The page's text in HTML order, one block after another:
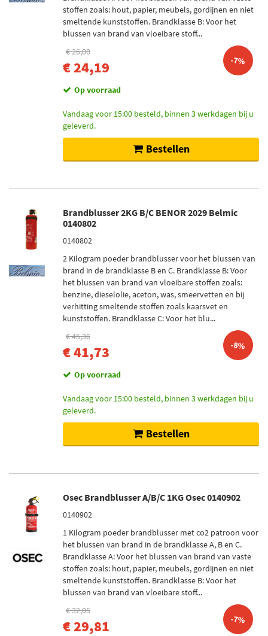
stoffen zoals: hout, papier, meubels, gordijnen en niet
smeltende kunststoffen. Brandklasse B: Voor het
blussen van brand van vloeibare stoff...
€ 26,00
€ 24,19 -7%
Op voorraad
Vandaag voor 15:00 besteld, binnen 3 werkdagen bij u
geleverd.
Bestellen
Brandblusser 2KG B/C BENOR 2029 Belmic
0140802
0140802
2 Kilogram poeder brandblusser voor het blussen van
brand in de brandklasse B en C. Brandklasse B: Voor
het blussen van brand van vloeibare stoffen zoals:
benzine, dieselolie, aceton, was, smeervetten en bij
verhitting smeltende stoffen zoals kaarsvet en
kunststoffen. Brandklasse C: Voor het blu...
€ 45,36
€ 41,73 -8%
Op voorraad
Vandaag voor 15:00 besteld, binnen 3 werkdagen bij u
geleverd.
Bestellen
Osec Brandblusser A/B/C 1KG Osec 0140902
0140902
1 Kilogram poeder brandblusser met co2 patroon voor
het blussen van brand in de brandklasse A, B en C.
Brandklasse A: Voor het blussen van brand van vaste
stoffen zoals: hout, papier, meubels, gordijnen en niet
smeltende kunststoffen. Brandklasse B: Voor het
blussen van brand van vloeibare stoff...
€ 32,05
€ 29,81 -7%